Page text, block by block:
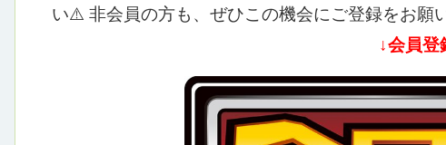
い⚠️ 非会員の方も、ぜひこの機会にご登録をお願
↓会員登